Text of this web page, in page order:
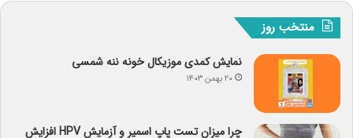
منتخب روز
نمایش کمدی موزیکال خونه ننه شمسی
۲۰ بهمن ۱۴۰۳
چرا میزان تست پاپ اسمیر و آزمایش HPV افزایش